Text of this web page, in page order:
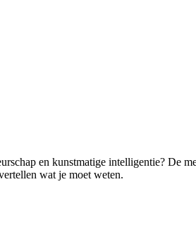
en kunstmatige intelligentie? De
wat je moet weten.